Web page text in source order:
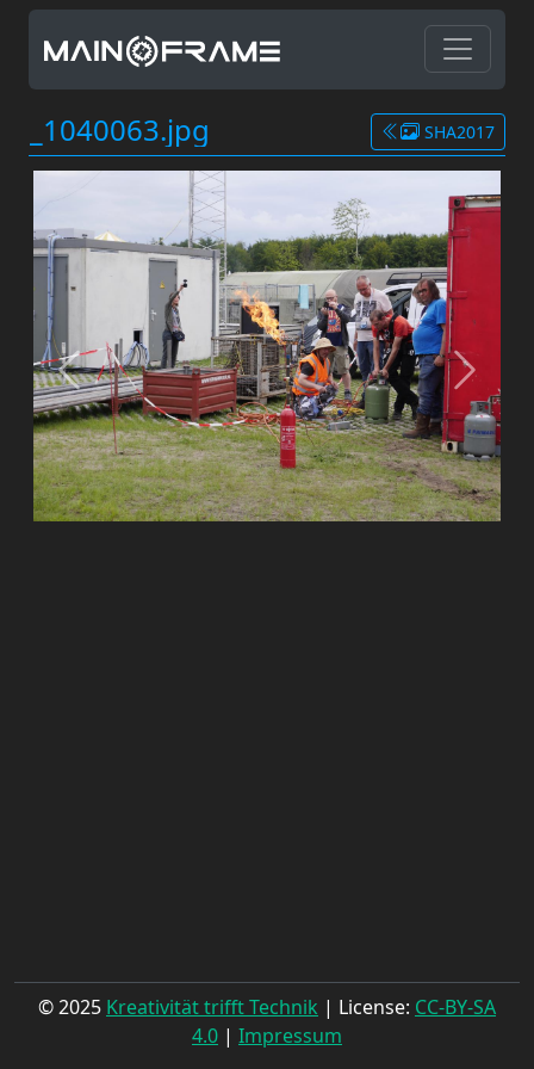
_1040063.jpg SHA2017
© 2025 Kreativität trifft Technik | License: CC-BY-SA
4.0 | Impressum